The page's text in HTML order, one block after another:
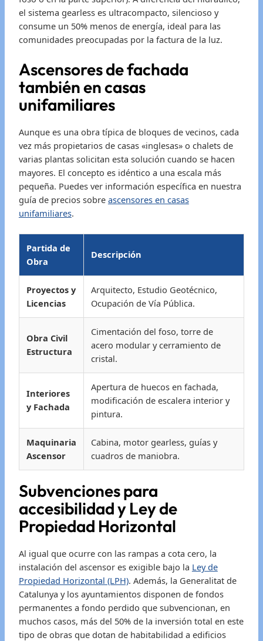
el sistema gearless es ultracompacto, silencioso y
consume un 50% menos de energía, ideal para las
comunidades preocupadas por la factura de la luz.
Ascensores de fachada
también en casas
unifamiliares
Aunque es una obra típica de bloques de vecinos, cada
vez más propietarios de casas «inglesas» o chalets de
varias plantas solicitan esta solución cuando se hacen
mayores. El concepto es idéntico a una escala más
pequeña. Puedes ver información específica en nuestra
guía de precios sobre ascensores en casas
unifamiliares.
Partida de
Obra
Descripción
Proyectos y
Licencias
Arquitecto, Estudio Geotécnico,
Ocupación de Vía Pública.
Obra Civil
Estructura
Cimentación del foso, torre de
acero modular y cerramiento de
cristal.
Interiores
y Fachada
Apertura de huecos en fachada,
modificación de escalera interior y
pintura.
Maquinaria
Ascensor
Cabina, motor gearless, guías y
cuadros de maniobra.
Subvenciones para
accesibilidad y Ley de
Propiedad Horizontal
Al igual que ocurre con las rampas a cota cero, la
instalación del ascensor es exigible bajo la Ley de
Propiedad Horizontal (LPH). Además, la Generalitat de
Catalunya y los ayuntamientos disponen de fondos
permanentes a fondo perdido que subvencionan, en
muchos casos, más del 50% de la inversión total en este
tipo de obras que dotan de habitabilidad a edificios